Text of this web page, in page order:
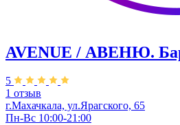
AVENUE / АВЕНЮ.
5
1 отзыв
г.Махачкала, ул.Ярагского, 65
Пн-Вс 10:00-21:00